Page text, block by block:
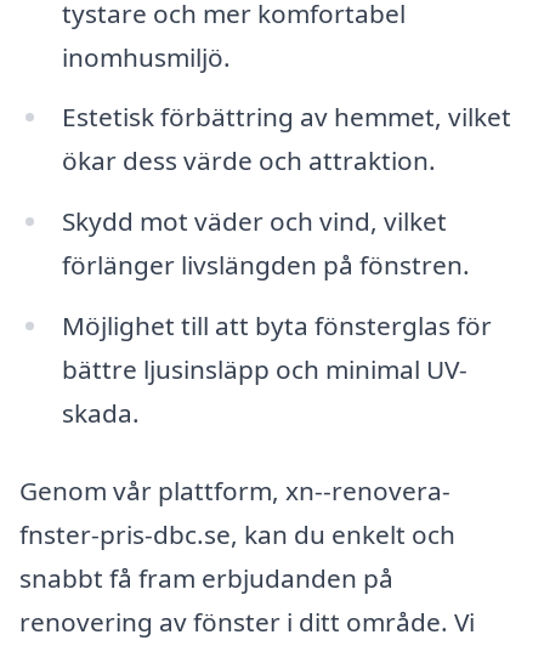
tystare och mer komfortabel
inomhusmiljö.
Estetisk förbättring av hemmet, vilket
ökar dess värde och attraktion.
Skydd mot väder och vind, vilket
förlänger livslängden på fönstren.
Möjlighet till att byta fönsterglas för
bättre ljusinsläpp och minimal UV-
skada.
Genom vår plattform, xn--renovera-
fnster-pris-dbc.se, kan du enkelt och
snabbt få fram erbjudanden på
renovering av fönster i ditt område. Vi